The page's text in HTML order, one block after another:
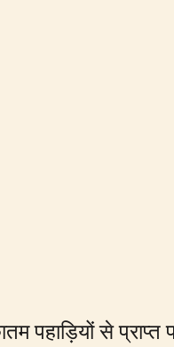
से प्राप्त